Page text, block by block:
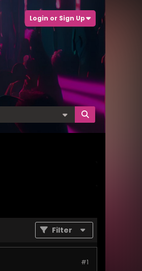
Login or Sign Up
Filter
#1